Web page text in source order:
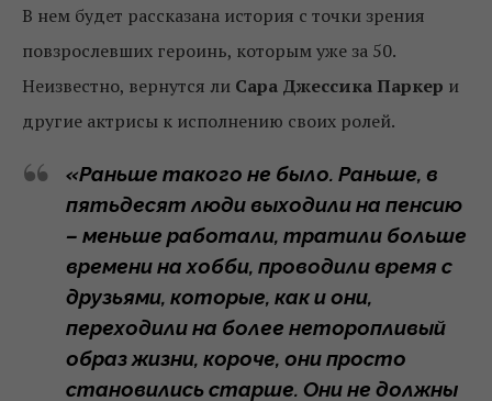
В нем будет рассказана история с точки зрения
повзрослевших героинь, которым уже за 50.
Неизвестно, вернутся ли Сара Джессика Паркер и
другие актрисы к исполнению своих ролей.
«Раньше такого не было. Раньше, в
пятьдесят люди выходили на пенсию
– меньше работали, тратили больше
времени на хобби, проводили время с
друзьями, которые, как и они,
переходили на более неторопливый
образ жизни, короче, они просто
становились старше. Они не должны